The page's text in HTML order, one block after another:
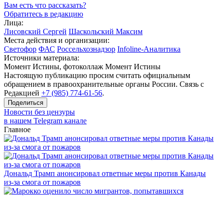
Вам есть что рассказать?
Обратитесь в редакцию
Лица:
Лисовский Сергей Шаскольский Максим
Места действия и организации:
Светофор ФАС Россельхознадзор Infoline-Аналитика
Источники материала:
Момент Истины, фотоколлаж Момент Истины
Настоящую публикацию просим считать официальным
обращением в правоохранительные органы России. Связь с
Редакцией +7 (985) 774-61-56.
Поделиться
Новости без цензуры
в нашем Telegram канале
Главное
Дональд Трамп анонсировал ответные меры против Канады
из-за смога от пожаров